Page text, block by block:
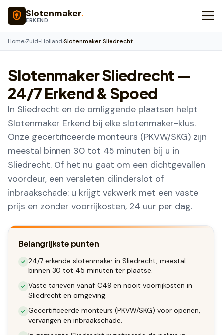
Naar hoofdinhoud
Slotenmaker.
ERKEND
Home›Zuid-Holland›Slotenmaker Sliedrecht
SlotenmakerSliedrecht —
24/7 Erkend & Spoed
In Sliedrecht en de omliggende plaatsen helpt
Slotenmaker Erkend bij elke slotenmaker-klus.
Onze gecertificeerde monteurs (PKVW/SKG) zijn
meestal binnen 30 tot 45 minuten bij u in
Sliedrecht. Of het nu gaat om een dichtgevallen
voordeur, een versleten cilinderslot of
inbraakschade: u krijgt vakwerk met een vaste
prijs en zonder voorrijkosten, 24 uur per dag.
Belangrijkste punten
24/7 erkende slotenmaker in Sliedrecht, meestal
binnen 30 tot 45 minuten ter plaatse.
Vaste tarieven vanaf €49 en nooit voorrijkosten in
Sliedrecht en omgeving.
Gecertificeerde monteurs (PKVW/SKG) voor openen,
vervangen en inbraakschade.